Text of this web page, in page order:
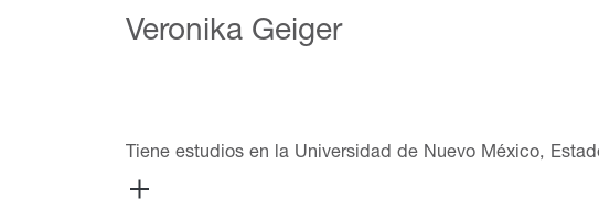
Veronika Geiger
Tiene estudios en la Universidad de Nuevo México,
partir de sus estudios en Islandia, su trabajo se ha